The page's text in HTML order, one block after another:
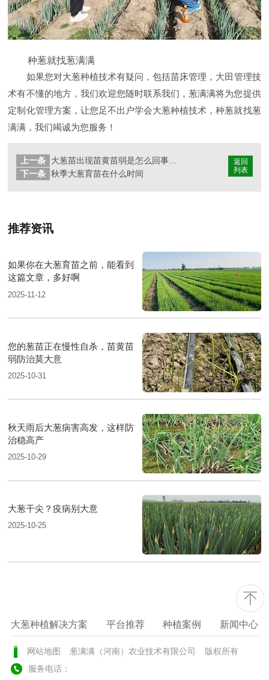
种葱就找葱满满
如果您对大葱种植技术有疑问，包括苗床管理，大田管理技
术有不懂的地方，我们欢迎您随时联系我们，葱满满将为您提供
定制化管理方案，让您足不出户学会大葱种植技术，种葱就找葱
满满，我们竭诚为您服务！
返回
列表
上一条
下一条 秋季大葱育苗在什么时间
推荐资讯
如果你在大葱育苗之前，能看到
这篇文章，多好啊
2025-11-12
您的葱苗正在慢性自杀，苗黄苗
弱防治莫大意
2025-10-31
秋天雨后大葱病害高发，这样防
治稳高产
2025-10-29
大葱干尖？疫病别大意
2025-10-25
大葱种植解决方案 平台推荐 种植案例 新闻中心
网站地图 葱满满（河南）农业技术有限公司
版权所有
服务电话：